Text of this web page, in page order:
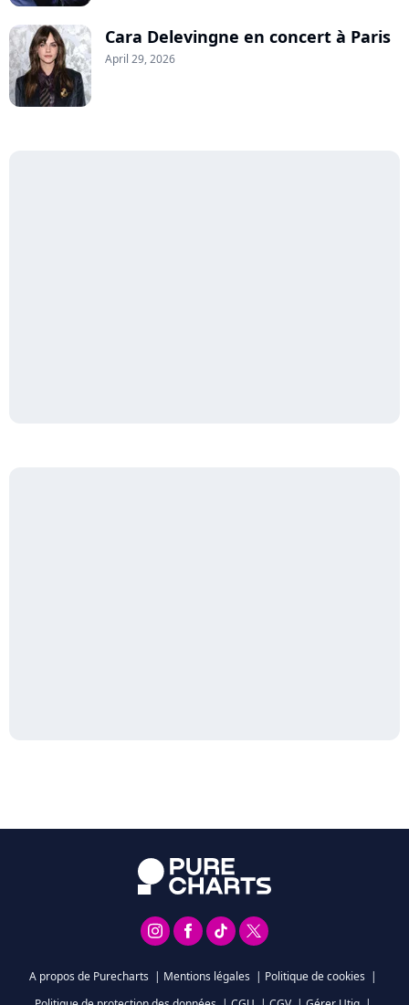
Cara Delevingne en concert à Paris
April 29, 2026
A propos de Purecharts | Mentions légales | Politique de cookies |